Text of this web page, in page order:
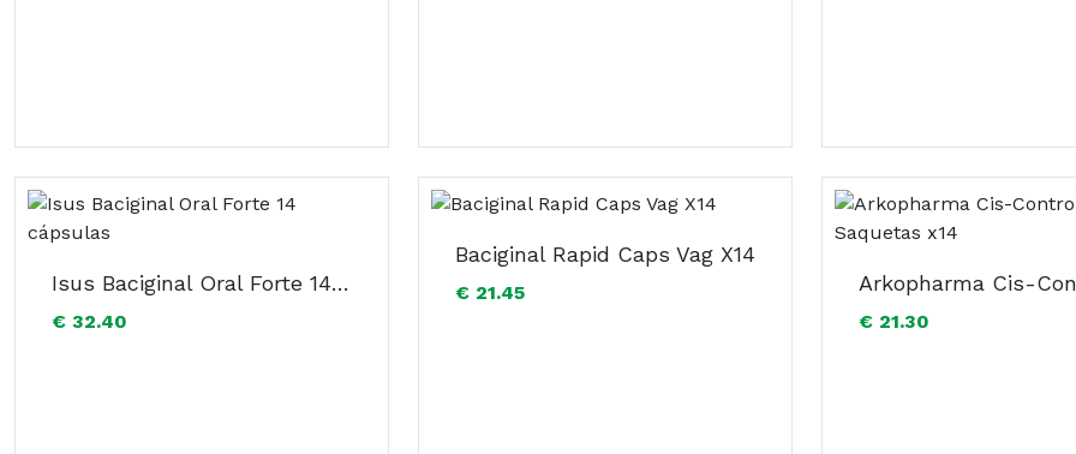
Isus Baciginal Oral Forte 14 cápsulas
€ 32.40
Baciginal Rapid Caps Vag X14
€ 21.45
€ 21.30